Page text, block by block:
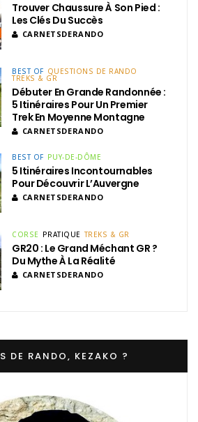
Trouver Chaussure À Son Pied :
Les Clés Du Succès
CARNETSDERANDO
BEST OF QUESTIONS DE RANDO
TREKS & GR
Débuter En Grande Randonnée :
5 Itinéraires Pour Un Premier
Trek En Moyenne Montagne
CARNETSDERANDO
BEST OF PUY-DE-DÔME
5 Itinéraires Incontournables
Pour Découvrir L’Auvergne
CARNETSDERANDO
CORSE PRATIQUE TREKS & GR
GR20 : Le Grand Méchant GR ?
Du Mythe À La Réalité
CARNETSDERANDO
DE RANDO, KEZAKO ?